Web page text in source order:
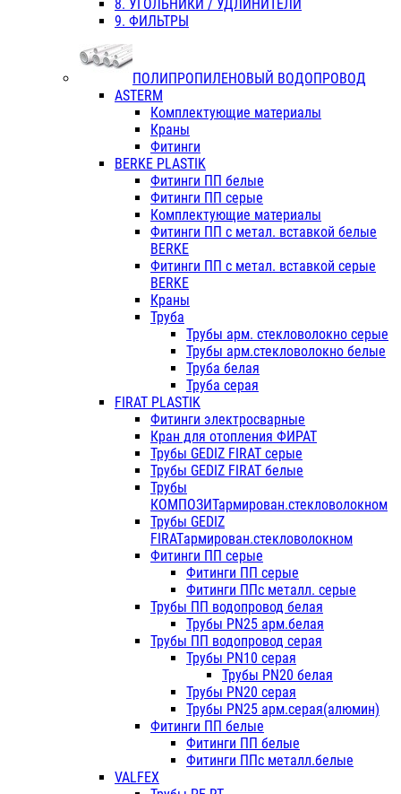
8. УГОЛЬНИКИ / УДЛИНИТЕЛИ
9. ФИЛЬТРЫ
ПОЛИПРОПИЛЕНОВЫЙ ВОДОПРОВОД
ASTERM
Комплектующие материалы
Краны
Фитинги
BERKE PLASTIK
Фитинги ПП белые
Фитинги ПП серые
Комплектующие материалы
Фитинги ПП с метал. вставкой белые
BERKE
Фитинги ПП с метал. вставкой серые
BERKE
Краны
Труба
Трубы арм. стекловолокно серые
Трубы арм.стекловолокно белые
Труба белая
Труба серая
FIRAT PLASTIK
Фитинги электросварные
Кран для отопления ФИРАТ
Трубы GEDIZ FIRAT серые
Трубы GEDIZ FIRAT белые
Трубы
КОМПОЗИТармирован.стекловолокном
Трубы GEDIZ
FIRATармирован.стекловолокном
Фитинги ПП серые
Фитинги ПП серые
Фитинги ППс металл. серые
Трубы ПП водопровод белая
Трубы PN25 арм.белая
Трубы ПП водопровод серая
Трубы PN10 серая
Трубы PN20 белая
Трубы PN20 серая
Трубы PN25 арм.серая(алюмин)
Фитинги ПП белые
Фитинги ПП белые
Фитинги ППс металл.белые
VALFEX